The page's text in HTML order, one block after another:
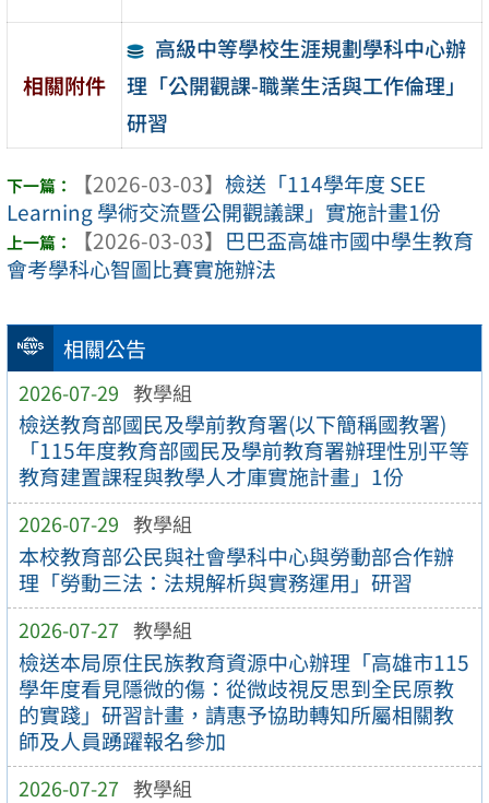
相關公告
2026-07-29 教學組
檢送教育部國民及學前教育署(以下簡稱國教署)
「115年度教育部國民及學前教育署辦理性別平等
教育建置課程與教學人才庫實施計畫」1份
2026-07-29 教學組
本校教育部公民與社會學科中心與勞動部合作辦
理「勞動三法：法規解析與實務運用」研習
2026-07-27 教學組
檢送本局原住民族教育資源中心辦理「高雄市115
學年度看見隱微的傷：從微歧視反思到全民原教
的實踐」研習計畫，請惠予協助轉知所屬相關教
師及人員踴躍報名參加
2026-07-27 教學組
相關附件
高級中等學校生涯規劃學科中心辦
理「公開觀課-職業生活與工作倫理」
研習
【2026-03-03】 檢送「114學年度 SEE
Learning 學術交流暨公開觀議課」實施計畫1份
【2026-03-03】 巴巴盃高雄市國中學生教育
會考學科心智圖比賽實施辦法